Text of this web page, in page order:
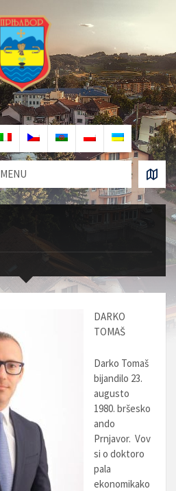
MENU
DARKO
TOMAŠ
Darko Tomaš
bijandilo 23.
augusto
1980. bršesko
ando
Prnjavor. Vov
si o doktoro
pala
ekonomikako